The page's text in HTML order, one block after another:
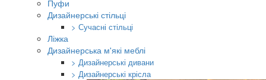
Пуфи
Дизайнерські стільці
> Сучасні стільці
Ліжка
Дизайнерська м'які меблі
> Дизайнерські дивани
> Дизайнерські крісла